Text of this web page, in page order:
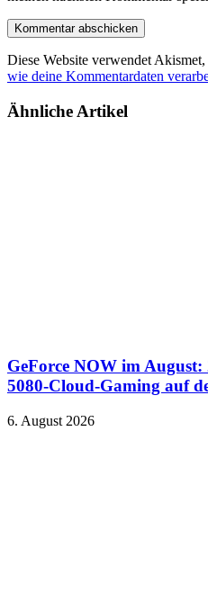
Diese Website verwendet
wie deine Kommentardaten
Ähnliche Artikel
GeForce NOW im
5080-Cloud-Gaming auf
6. August 2026